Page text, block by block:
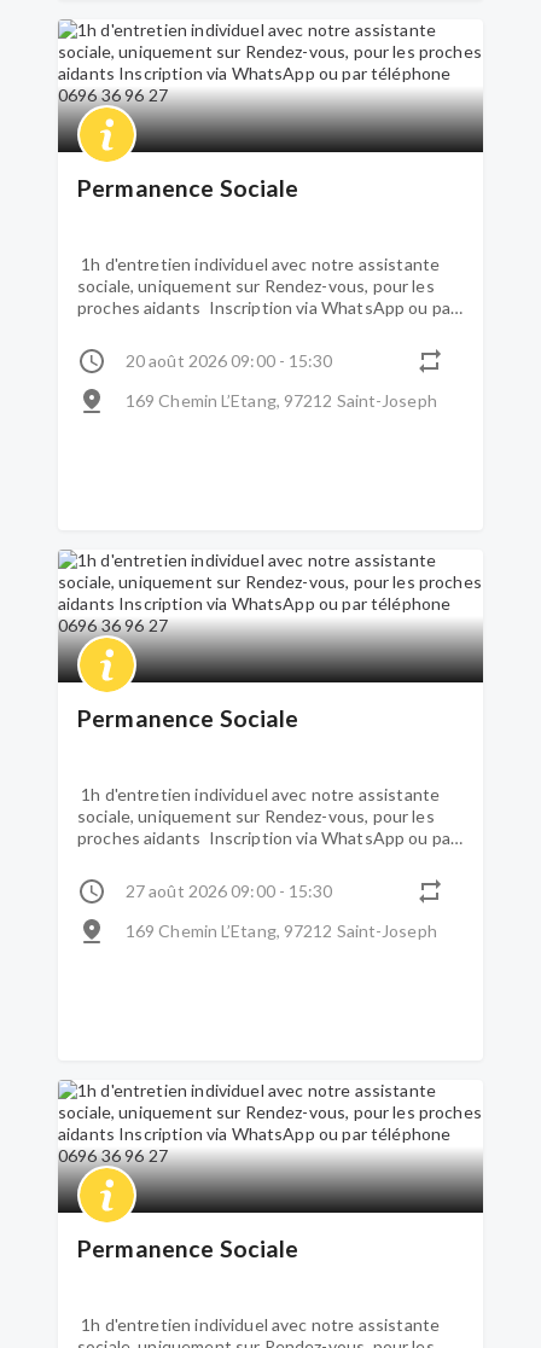
Permanence Sociale
1h d'entretien individuel avec notre assistante
sociale, uniquement sur Rendez-vous, pour les
proches aidants Inscription via WhatsApp ou par
20 août 2026 09:00 - 15:30
169 Chemin L’Etang, 97212 Saint-Joseph
Permanence Sociale
1h d'entretien individuel avec notre assistante
sociale, uniquement sur Rendez-vous, pour les
proches aidants Inscription via WhatsApp ou par
27 août 2026 09:00 - 15:30
169 Chemin L’Etang, 97212 Saint-Joseph
Permanence Sociale
1h d'entretien individuel avec notre assistante